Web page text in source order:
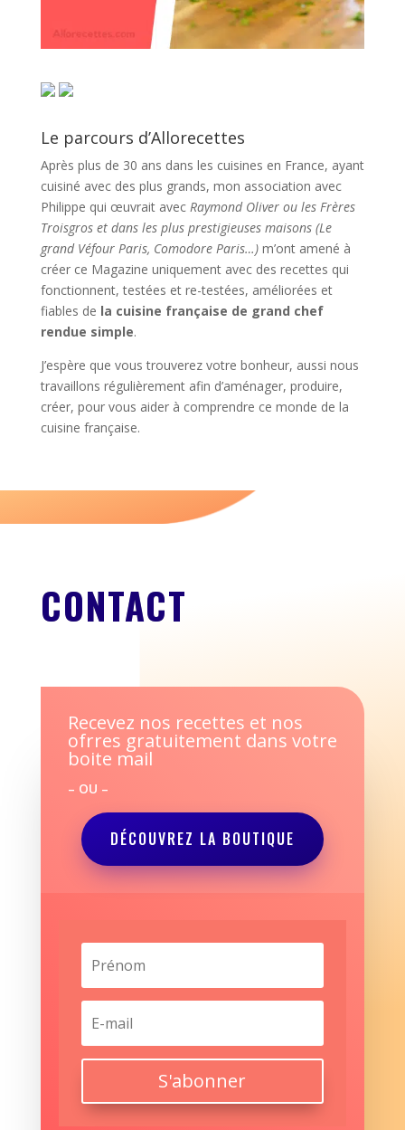
Le parcours d’Allorecettes
Après plus de 30 ans dans les cuisines en France, ayant
cuisiné avec des plus grands, mon association avec
Philippe qui œuvrait avec Raymond Oliver ou les Frères
Troisgros et dans les plus prestigieuses maisons (Le
grand Véfour Paris, Comodore Paris…)m’ont amené à
créer ce Magazine uniquement avec des recettes qui
fonctionnent, testées et re-testées, améliorées et
fiables de la cuisine française de grand chef
rendue simple.
J’espère que vous trouverez votre bonheur, aussi nous
travaillons régulièrement afin d’aménager, produire,
créer, pour vous aider à comprendre ce monde de la
cuisine française.
CONTACT
Recevez nos recettes et nos
ofrres gratuitement dans votre
boite mail
– OU –
DÉCOUVREZ LA BOUTIQUE
S'abonner